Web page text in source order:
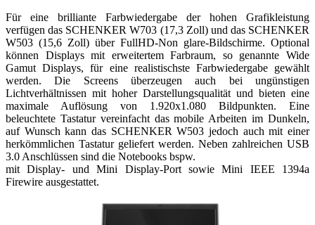
Für eine brilliante Farbwiedergabe der hohen Grafikleistung
verfügen das SCHENKER W703 (17,3 Zoll) und das SCHENKER
W503 (15,6 Zoll) über FullHD-Non glare-Bildschirme. Optional
können Displays mit erweitertem Farbraum, so genannte Wide
Gamut Displays, für eine realistischste Farbwiedergabe gewählt
werden. Die Screens überzeugen auch bei ungünstigen
Lichtverhältnissen mit hoher Darstellungsqualität und bieten eine
maximale Auflösung von 1.920x1.080 Bildpunkten. Eine
beleuchtete Tastatur vereinfacht das mobile Arbeiten im Dunkeln,
auf Wunsch kann das SCHENKER W503 jedoch auch mit einer
herkömmlichen Tastatur geliefert werden. Neben zahlreichen USB
3.0 Anschlüssen sind die Notebooks bspw.
mit Display- und Mini Display-Port sowie Mini IEEE 1394a
Firewire ausgestattet.